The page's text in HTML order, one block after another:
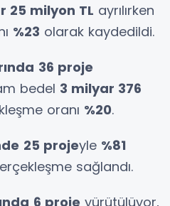
25 milyon TL ayrılırken
%23 olarak kaydedildi.
36 proje
bedel 3 milyar 376
oranı %20.
25 projeyle %81
sağlandı.
6 proje yürütülüyor,